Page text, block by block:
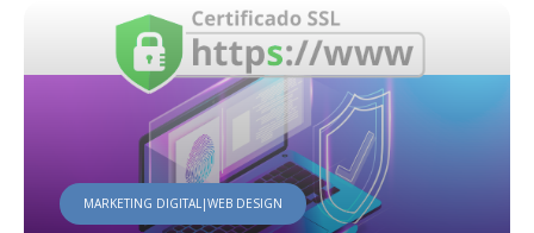
MARKETING DIGITAL|WEB DESIGN